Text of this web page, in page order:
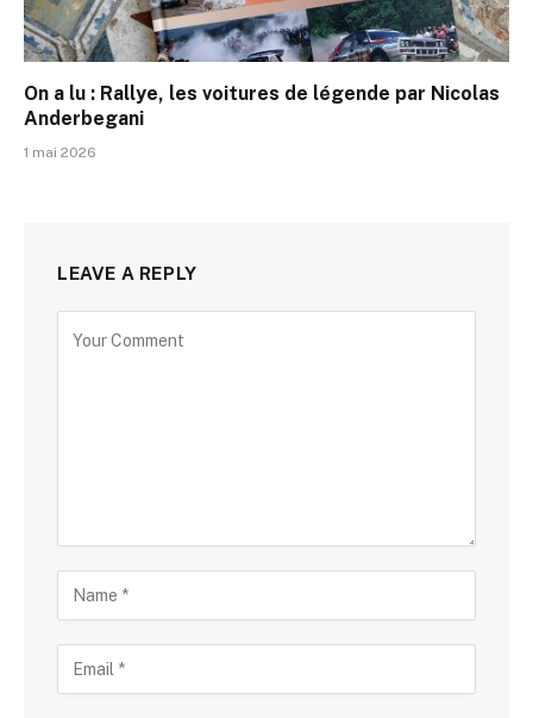
On a lu : Rallye, les voitures de légende par Nicolas
Anderbegani
1 mai 2026
LEAVE A REPLY